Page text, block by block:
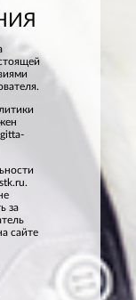
за
сайте